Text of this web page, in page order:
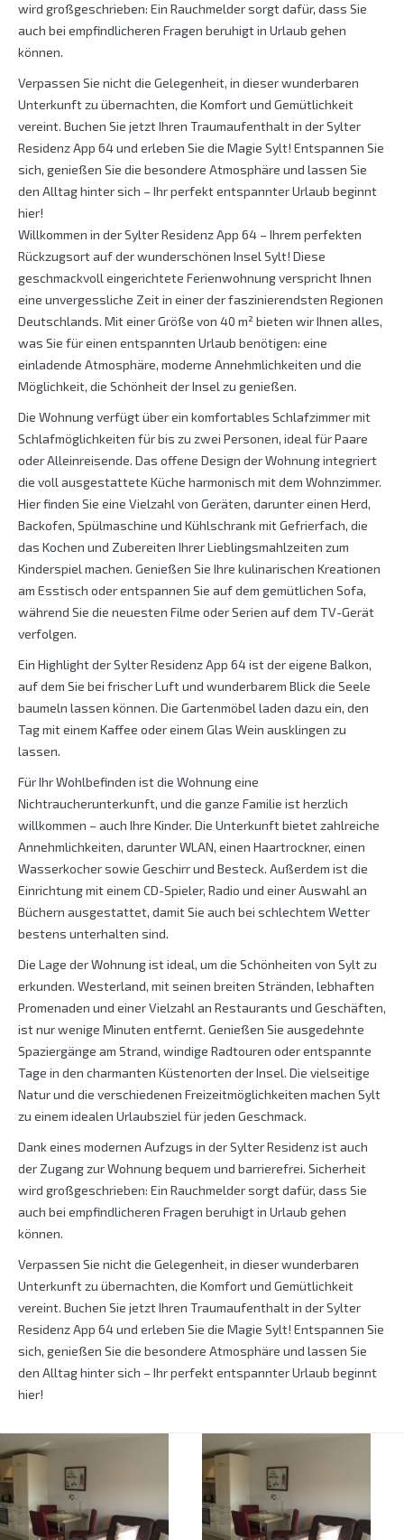
wird großgeschrieben: Ein Rauchmelder sorgt dafür, dass Sie
auch bei empfindlicheren Fragen beruhigt in Urlaub gehen
können.
Verpassen Sie nicht die Gelegenheit, in dieser wunderbaren
Unterkunft zu übernachten, die Komfort und Gemütlichkeit
vereint. Buchen Sie jetzt Ihren Traumaufenthalt in der Sylter
Residenz App 64 und erleben Sie die Magie Sylt! Entspannen Sie
sich, genießen Sie die besondere Atmosphäre und lassen Sie
den Alltag hinter sich – Ihr perfekt entspannter Urlaub beginnt
hier!
Willkommen in der Sylter Residenz App 64 – Ihrem perfekten
Rückzugsort auf der wunderschönen Insel Sylt! Diese
geschmackvoll eingerichtete Ferienwohnung verspricht Ihnen
eine unvergessliche Zeit in einer der faszinierendsten Regionen
Deutschlands. Mit einer Größe von 40 m² bieten wir Ihnen alles,
was Sie für einen entspannten Urlaub benötigen: eine
einladende Atmosphäre, moderne Annehmlichkeiten und die
Möglichkeit, die Schönheit der Insel zu genießen.
Die Wohnung verfügt über ein komfortables Schlafzimmer mit
Schlafmöglichkeiten für bis zu zwei Personen, ideal für Paare
oder Alleinreisende. Das offene Design der Wohnung integriert
die voll ausgestattete Küche harmonisch mit dem Wohnzimmer.
Hier finden Sie eine Vielzahl von Geräten, darunter einen Herd,
Backofen, Spülmaschine und Kühlschrank mit Gefrierfach, die
das Kochen und Zubereiten Ihrer Lieblingsmahlzeiten zum
Kinderspiel machen. Genießen Sie Ihre kulinarischen Kreationen
am Esstisch oder entspannen Sie auf dem gemütlichen Sofa,
während Sie die neuesten Filme oder Serien auf dem TV-Gerät
verfolgen.
Ein Highlight der Sylter Residenz App 64 ist der eigene Balkon,
auf dem Sie bei frischer Luft und wunderbarem Blick die Seele
baumeln lassen können. Die Gartenmöbel laden dazu ein, den
Tag mit einem Kaffee oder einem Glas Wein ausklingen zu
lassen.
Für Ihr Wohlbefinden ist die Wohnung eine
Nichtraucherunterkunft, und die ganze Familie ist herzlich
willkommen – auch Ihre Kinder. Die Unterkunft bietet zahlreiche
Annehmlichkeiten, darunter WLAN, einen Haartrockner, einen
Wasserkocher sowie Geschirr und Besteck. Außerdem ist die
Einrichtung mit einem CD-Spieler, Radio und einer Auswahl an
Büchern ausgestattet, damit Sie auch bei schlechtem Wetter
bestens unterhalten sind.
Die Lage der Wohnung ist ideal, um die Schönheiten von Sylt zu
erkunden. Westerland, mit seinen breiten Stränden, lebhaften
Promenaden und einer Vielzahl an Restaurants und Geschäften,
ist nur wenige Minuten entfernt. Genießen Sie ausgedehnte
Spaziergänge am Strand, windige Radtouren oder entspannte
Tage in den charmanten Küstenorten der Insel. Die vielseitige
Natur und die verschiedenen Freizeitmöglichkeiten machen Sylt
zu einem idealen Urlaubsziel für jeden Geschmack.
Dank eines modernen Aufzugs in der Sylter Residenz ist auch
der Zugang zur Wohnung bequem und barrierefrei. Sicherheit
wird großgeschrieben: Ein Rauchmelder sorgt dafür, dass Sie
auch bei empfindlicheren Fragen beruhigt in Urlaub gehen
können.
Verpassen Sie nicht die Gelegenheit, in dieser wunderbaren
Unterkunft zu übernachten, die Komfort und Gemütlichkeit
vereint. Buchen Sie jetzt Ihren Traumaufenthalt in der Sylter
Residenz App 64 und erleben Sie die Magie Sylt! Entspannen Sie
sich, genießen Sie die besondere Atmosphäre und lassen Sie
den Alltag hinter sich – Ihr perfekt entspannter Urlaub beginnt
hier!